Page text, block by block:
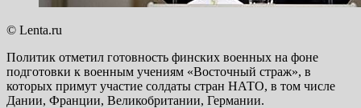
© Lenta.ru
Политик отметил готовность финских военных на фоне
подготовки к военным учениям «Восточный страж», в
которых примут участие солдаты стран НАТО, в том числе
Дании, Франции, Великобритании, Германии.